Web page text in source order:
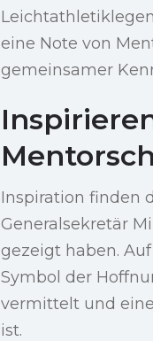
eine Note von
gemeinsamer
Inspiration finden
Generalsekretär
gezeigt haben.
Symbol der
vermittelt und
ist.